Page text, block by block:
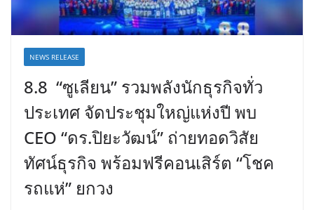
NEWS RELEASE
8.8 “ซูเลียน” รวมพลังนักธุรกิจทั่ว
ประเทศ จัดประชุมใหญ่แห่งปี พบ
CEO “ดร.ปิยะวัฒน์” ถ่ายทอดวิสัย
ทัศน์ธุรกิจ พร้อมฟรีคอนเสิร์ต “โชค
รถแห่” ยกวง